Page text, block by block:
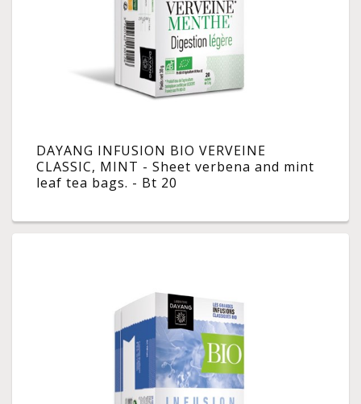
DAYANG INFUSION BIO VERVEINE
CLASSIC, MINT - Sheet verbena and mint
leaf tea bags. - Bt 20